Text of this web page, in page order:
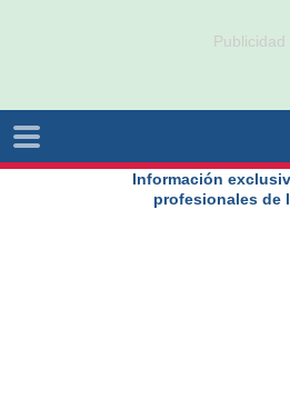
Publicidad
Información
profesionales de